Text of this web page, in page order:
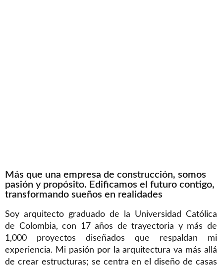
Más que una empresa de construcción, somos
pasión y propósito. Edificamos el futuro contigo,
transformando sueños en realidades
Soy arquitecto graduado de la Universidad Católica
de Colombia, con 17 años de trayectoria y más de
1,000 proyectos diseñados que respaldan mi
experiencia. Mi pasión por la arquitectura va más allá
de crear estructuras; se centra en el diseño de casas